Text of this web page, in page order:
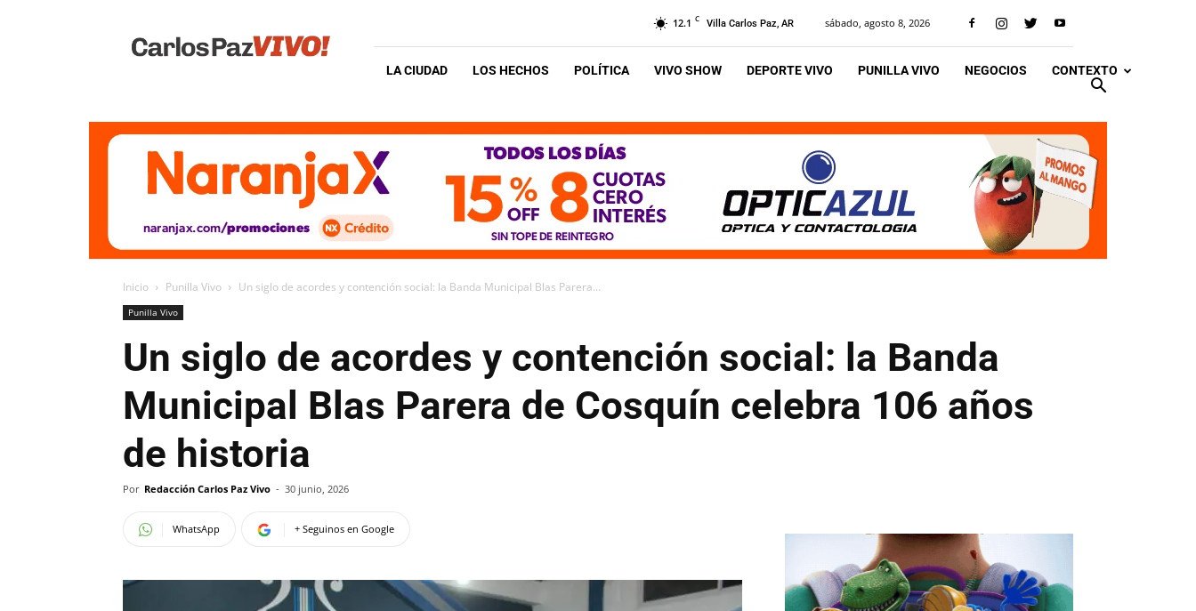
Vivo
12.1 C Villa Carlos Paz, AR sábado, agosto 8, 2026
LA CIUDAD LOS HECHOS POLÍTICA VIVO SHOW DEPORTE VIVO PUNILLA VIVO NEGOCIOS CONTEXTO
Inicio Punilla Vivo Un siglo de acordes y contención social: la Banda Municipal Blas Parera...
Punilla Vivo
Un siglo de acordes y contención social: la Banda
Municipal Blas Parera de Cosquín celebra 106 años
de historia
Por Redacción Carlos Paz Vivo - 30 junio, 2026
WhatsApp + Seguinos en Google